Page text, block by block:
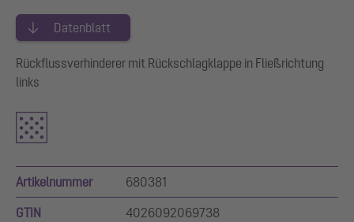
Datenblatt
Rückflussverhinderer mit Rückschlagklappe in Fließrichtung
links
Artikelnummer 680381
GTIN 4026092069738